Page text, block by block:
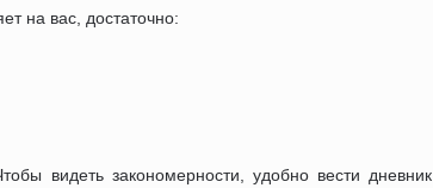
на вас, достаточно:
видеть закономерности, удобно вести дневник